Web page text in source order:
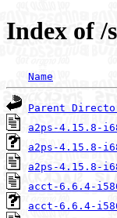
Index of /
Name
Parent
a2ps-4.15.8-
a2ps-4.15.8-
a2ps-4.15.8-
acct-6.6.4-
acct-6.6.4-